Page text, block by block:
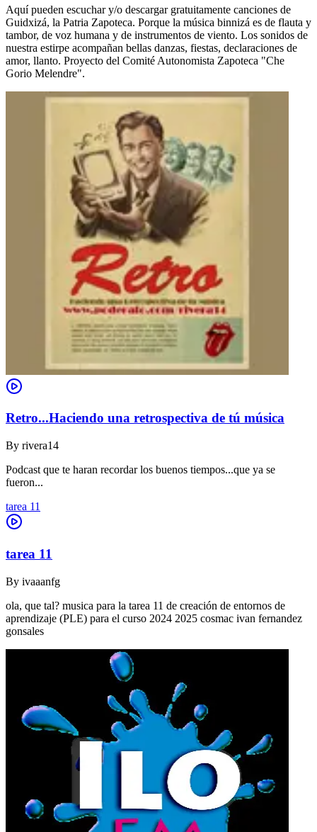
Aquí pueden escuchar y/o descargar gratuitamente canciones de
Guidxizá, la Patria Zapoteca. Porque la música binnizá es de flauta y
tambor, de voz humana y de instrumentos de viento. Los sonidos de
nuestra estirpe acompañan bellas danzas, fiestas, declaraciones de
amor, llanto. Proyecto del Comité Autonomista Zapoteca "Che
Gorio Melendre".
Retro...Haciendo una retrospectiva de tú música
By rivera14
Podcast que te haran recordar los buenos tiempos...que ya se
fueron...
tarea 11
tarea 11
By ivaaanfg
ola, que tal? musica para la tarea 11 de creación de entornos de
aprendizaje (PLE) para el curso 2024 2025 cosmac ivan fernandez
gonsales